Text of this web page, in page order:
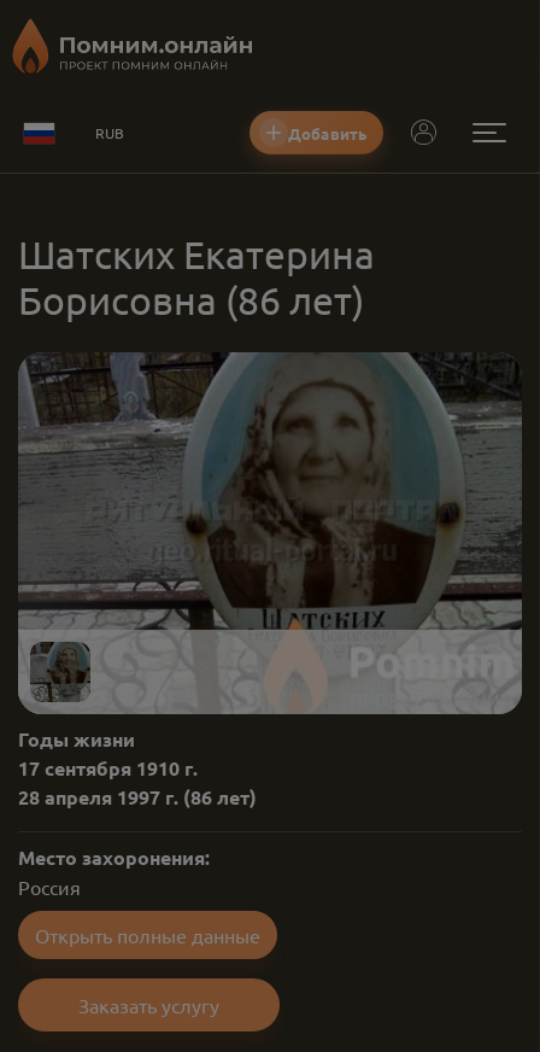
RUB Добавить
Шатских Екатерина
Борисовна (86 лет)
Годы жизни
17 сентября 1910 г.
28 апреля 1997 г. (86 лет)
Место захоронения:
Россия
Открыть полные данные
Заказать услугу